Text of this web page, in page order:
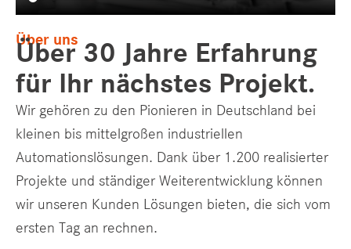
Über uns
Über 30 Jahre Erfahrung
für Ihr nächstes Projekt.
Wir gehören zu den Pionieren in Deutschland bei
kleinen bis mittelgroßen industriellen
Automationslösungen. Dank über 1.200 realisierter
Projekte und ständiger Weiterentwicklung können
wir unseren Kunden Lösungen bieten, die sich vom
ersten Tag an rechnen.